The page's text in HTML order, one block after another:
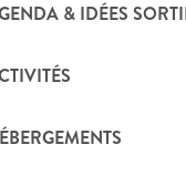
& IDÉES
l’agenda des
manifestations,
d’Aubagne et de